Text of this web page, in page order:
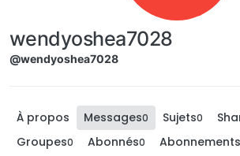
wendyoshea7028
@wendyoshea7028
À propos Messages0 Sujets0
Groupes0 Abonnés0 Abonnements